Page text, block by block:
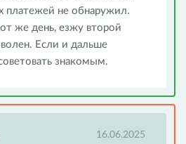
платежей не обнаружил.
же день, езжу второй
Если и дальше
знакомым.
16.06.2025